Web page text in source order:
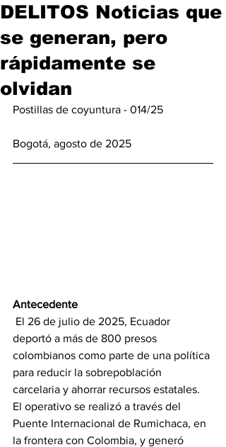
DELITOS Noticias que
se generan, pero
rápidamente se
olvidan
Postillas de coyuntura - 014/25
Bogotá, agosto de 2025
Antecedente
El 26 de julio de 2025, Ecuador
deportó a más de 800 presos
colombianos como parte de una política
para reducir la sobrepoblación
carcelaria y ahorrar recursos estatales.
El operativo se realizó a través del
Puente Internacional de Rumichaca, en
la frontera con Colombia, y generó